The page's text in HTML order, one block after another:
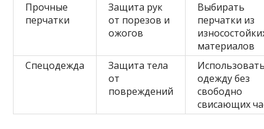
Прочные
перчатки
Защита рук
от порезов и
ожогов
Выбирать
перчатки из
материалов
Спецодежда
Защита тела
от
повреждений
одежду без
свободно
свисающих